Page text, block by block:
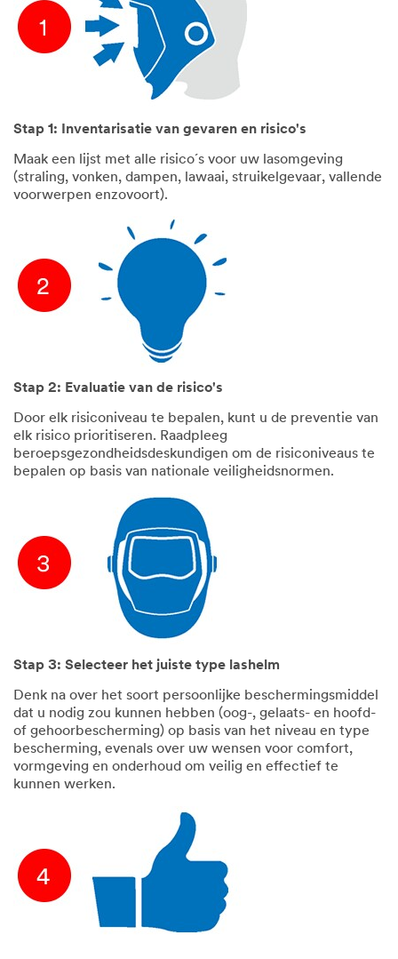
Stap 1: Inventarisatie van gevaren en risico's
Maak een lijst met alle risico´s voor uw lasomgeving
(straling, vonken, dampen, lawaai, struikelgevaar, vallende
voorwerpen enzovoort).
Stap 2: Evaluatie van de risico's
Door elk risiconiveau te bepalen, kunt u de preventie van
elk risico prioritiseren. Raadpleeg
beroepsgezondheidsdeskundigen om de risiconiveaus te
bepalen op basis van nationale veiligheidsnormen.
Stap 3: Selecteer het juiste type lashelm
Denk na over het soort persoonlijke beschermingsmiddel
dat u nodig zou kunnen hebben (oog-, gelaats- en hoofd-
of gehoorbescherming) op basis van het niveau en type
bescherming, evenals over uw wensen voor comfort,
vormgeving en onderhoud om veilig en effectief te
kunnen werken.